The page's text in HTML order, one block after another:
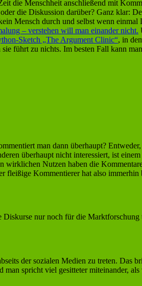
die Menschheit anschließend mit
die Diskussion darüber? Ganz klar:
Mensch durch und selbst wenn einmal
– verstehen will man einander nicht.
Sketch „The Argument Clinic“, in
führt zu nichts. Im besten Fall kann
man dann überhaupt?
überhaupt nicht interessiert, ist
wirklichen Nutzen haben die
fleißige Kommentierer hat also
nur noch für die
der sozialen Medien zu treten. Das
spricht viel gesitteter miteinander,